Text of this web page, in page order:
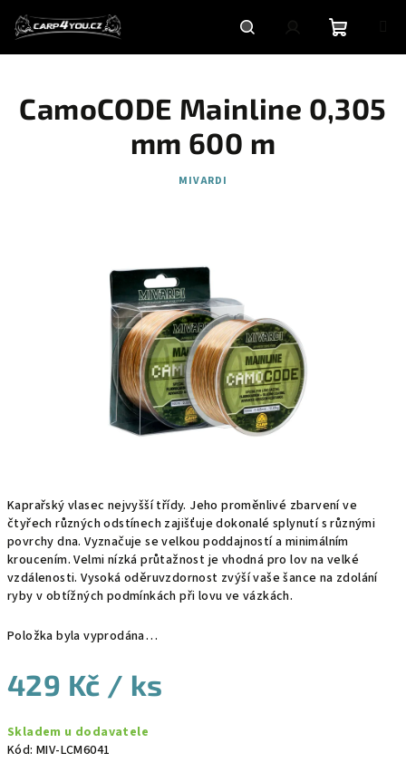
obsah
HledatPřihlášeníNákupní
košík
Kaprařský vlasec nejvyšší třídy. Jeho proměnlivé zbarvení ve
čtyřech různých odstínech zajišťuje dokonalé splynutí s různými
povrchy dna. Vyznačuje se velkou poddajností a minimálním
kroucením. Velmi nízká průtažnost je vhodná pro lov na velké
vzdálenosti. Vysoká oděruvzdornost zvýší vaše šance na zdolání
ryby v obtížných podmínkách při lovu ve vázkách.
Položka byla vyprodána…
429 Kč / ks
cena:
Skladem u dodavatele
Kód: MIV-LCM6041
CamoCODE Mainline 0,305
mm 600 m
MIVARDI